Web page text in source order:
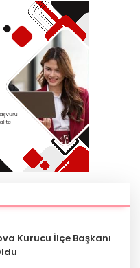
Kurucu İlçe Başkanı